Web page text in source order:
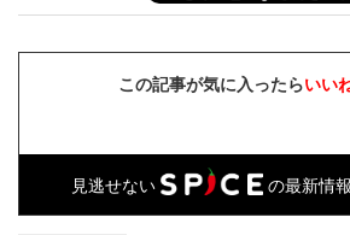
この記事が気に入ったらいい
見逃せない の最新情